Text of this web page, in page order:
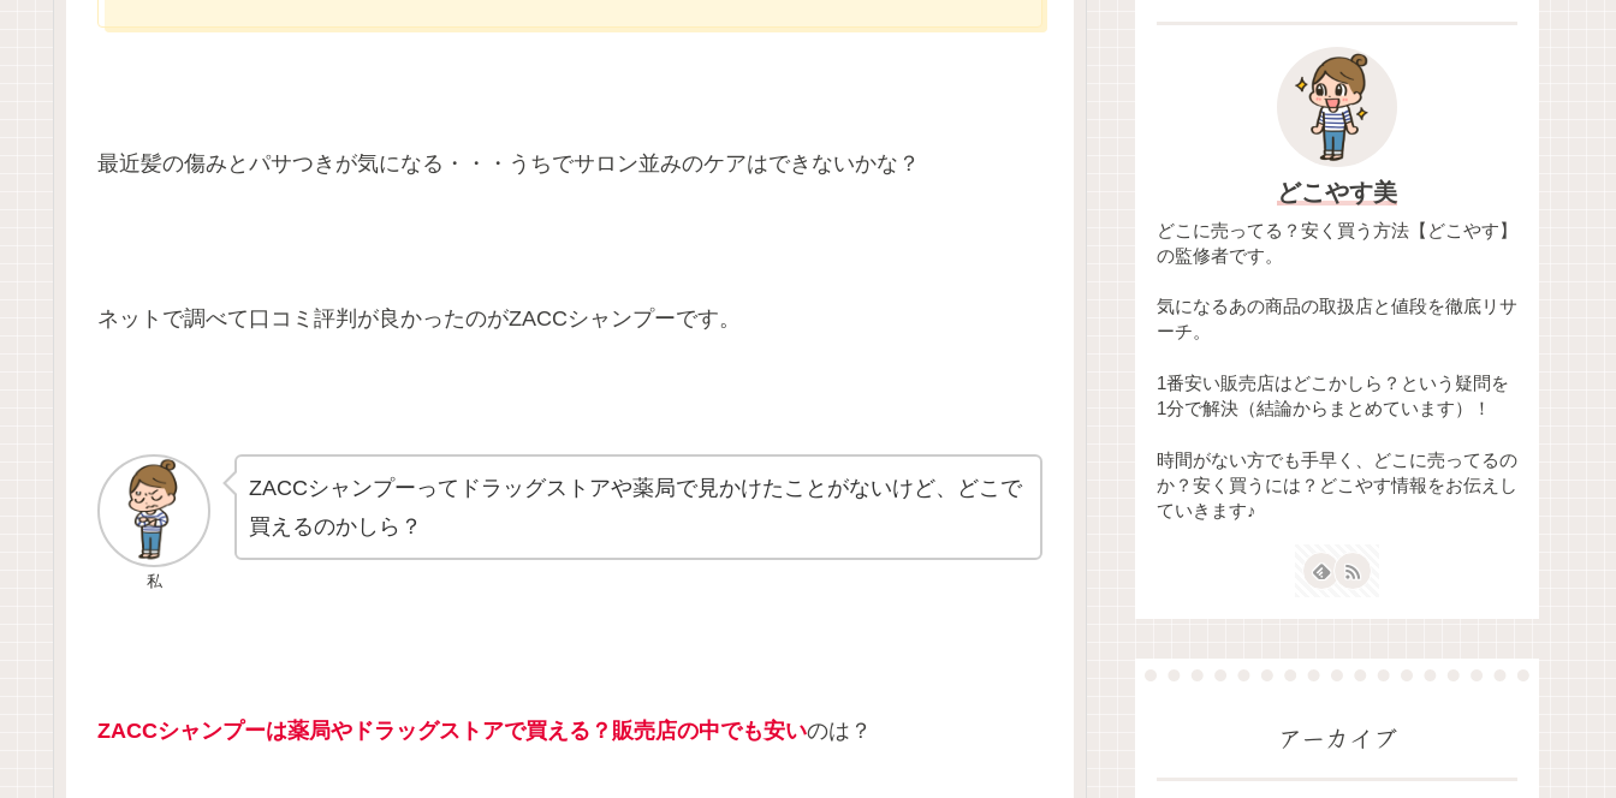
最近髪の傷みとパサつきが気になる・・・うちでサロン並みのケアはできないかな？
ネットで調べて口コミ評判が良かったのがZACCシャンプーです。
私
ZACCシャンプーってドラッグストアや薬局で見かけたことがないけど、どこで
買えるのかしら？
ZACCシャンプーは薬局やドラッグストアで買える？販売店の中でも安いのは？
どこやす美
どこに売ってる？安く買う方法【どこやす】
の監修者です。
気になるあの商品の取扱店と値段を徹底リサ
ーチ。
1番安い販売店はどこかしら？という疑問を
1分で解決（結論からまとめています）！
時間がない方でも手早く、どこに売ってるの
か？安く買うには？どこやす情報をお伝えし
ていきます♪
アーカイブ